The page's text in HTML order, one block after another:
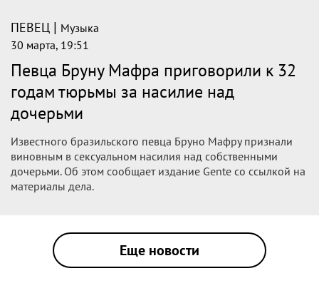
ПЕВЕЦ | Музыка
30 марта, 19:51
Певца Бруну Мафра приговорили к 32
годам тюрьмы за насилие над
дочерьми
Известного бразильского певца Бруно Мафру признали
виновным в сексуальном насилия над собственными
дочерьми. Об этом сообщает издание Gente со ссылкой на
материалы дела.
Еще новости